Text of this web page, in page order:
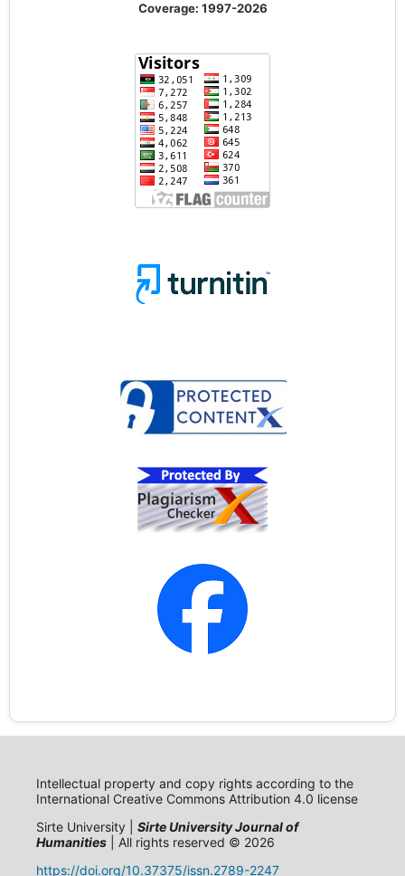
Coverage: 1997-2026
Intellectual property and copy rights according to the
International Creative Commons Attribution 4.0 license
Sirte University | Sirte University Journal of
Humanities| All rights reserved © 2026
https://doi.org/10.37375/issn.2789-2247